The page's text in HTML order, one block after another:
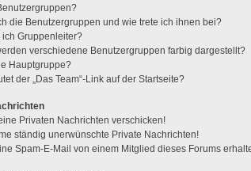
die Benutzergruppen und wie trete ich ihnen bei?
ich Gruppenleiter?
verschiedene Benutzergruppen farbig dargestellt?
Hauptgruppe?
der „Das Team“-Link auf der Startseite?
Privaten Nachrichten verschicken!
ständig unerwünschte Private Nachrichten!
Spam-E-Mail von einem Mitglied dieses Forums